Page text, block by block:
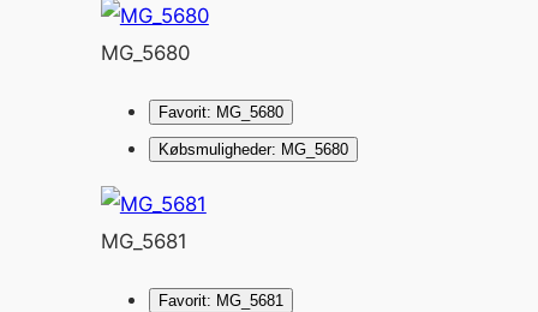
MG_5680
Favorit: MG_5680
Købsmuligheder: MG_5680
MG_5681
Favorit: MG_5681